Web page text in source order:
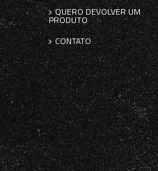
QUERO DEVOLVER UM
PRODUTO
CONTATO